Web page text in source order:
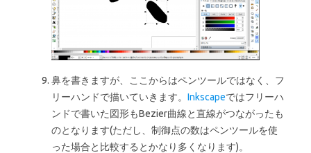
鼻を書きますが、ここからはペンツールではなく、フ
リーハンドで描いていきます。 Inkscapeではフリーハ
ンドで書いた図形もBezier曲線と直線がつながったも
のとなります(ただし、制御点の数はペンツールを使
った場合と比較するとかなり多くなります)。